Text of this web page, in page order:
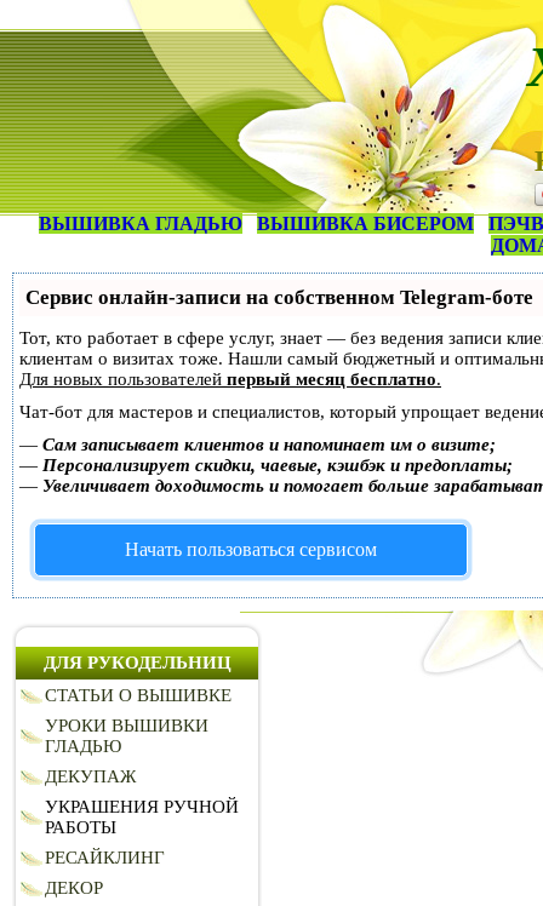
ВЫШИВКА ГЛАДЬЮ ВЫШИВКА БИСЕРОМ
Сервис онлайн-записи на собственном Telegram-боте
Тот, кто работает в сфере услуг, знает — без ведения записи
клиентам о визитах тоже. Нашли самый бюджетный и
Для новых пользователей первый месяц бесплатно.
Чат-бот для мастеров и специалистов, который упрощает
— Сам записывает клиентов и напоминает им о визите;
— Персонализирует скидки, чаевые, кэшбэк и предоплаты;
— Увеличивает доходимость и помогает больше
Начать пользоваться сервисом
ДЛЯ РУКОДЕЛЬНИЦ
СТАТЬИ О ВЫШИВКЕ
УРОКИ ВЫШИВКИ
ГЛАДЬЮ
ДЕКУПАЖ
УКРАШЕНИЯ РУЧНОЙ
РАБОТЫ
РЕСАЙКЛИНГ
ДЕКОР